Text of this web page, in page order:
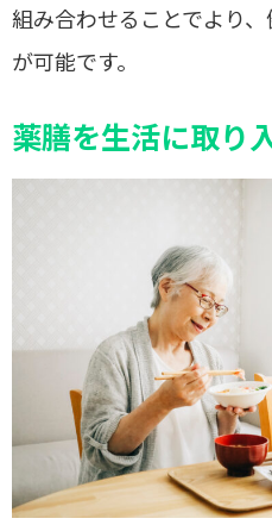
組み合わせることでより
が可能です。
薬膳を生活に取り